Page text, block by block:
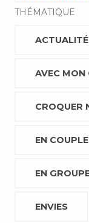
THÉMATIQUE
AVEC MON
CROQUER
EN COUPLE
EN
ENVIES